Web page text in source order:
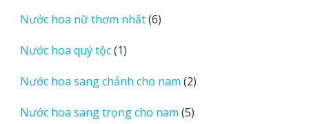
Nước hoa nữ thơm nhất 66
Nước hoa quý tộc 11
phẩm
Nước hoa sang chảnh cho nam 22
phẩm
Nước hoa sang trọng cho nam 55